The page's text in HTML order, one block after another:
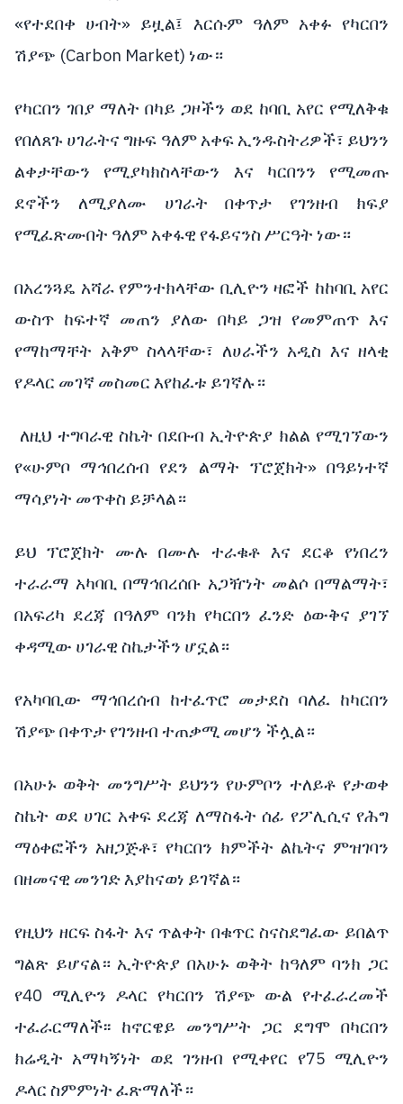
«የተደበቀ ሀብት» ይዟል፤ እርሱም ዓለም አቀፉ የካርበን
ሽያጭ (Carbon Market) ነው።
የካርበን ገበያ ማለት በካይ ጋዞችን ወደ ከባቢ አየር የሚለቅቁ
የበለጸጉ ሀገራትና ግዙፍ ዓለም አቀፍ ኢንዱስትሪዎች፣ ይህንን
ልቀታቸውን የሚያካክስላቸውን እና ካርበንን የሚመጡ
ደኖችን ለሚያለሙ ሀገራት በቀጥታ የገንዘብ ክፍያ
የሚፈጽሙበት ዓለም አቀፋዊ የፋይናንስ ሥርዓት ነው።
በአረንጓዴ አሻራ የምንተክላቸው ቢሊዮን ዛፎች ከከባቢ አየር
ውስጥ ከፍተኛ መጠን ያለው በካይ ጋዝ የመምጠጥ እና
የማከማቸት አቅም ስላላቸው፣ ለሀራችን አዲስ እና ዘላቂ
የዶላር መገኛ መስመር እየከፈቱ ይገኛሉ።
ለዚህ ተግባራዊ ስኬት በደቡብ ኢትዮጵያ ክልል የሚገኘውን
የ«ሁምቦ ማኅበረሰብ የደን ልማት ፕሮጀክት» በዓይነተኛ
ማሳያነት መጥቀስ ይቻላል።
ይህ ፕሮጀክት ሙሉ በሙሉ ተራቁቶ እና ደርቆ የነበረን
ተራራማ አካባቢ በማኅበረሰቡ አጋዥነት መልሶ በማልማት፣
በአፍሪካ ደረጃ በዓለም ባንክ የካርበን ፈንድ ዕውቅና ያገኘ
ቀዳሚው ሀገራዊ ስኬታችን ሆኗል።
የአካባቢው ማኅበረሰብ ከተፈጥሮ መታደስ ባለፈ ከካርበን
ሽያጭ በቀጥታ የገንዘብ ተጠቃሚ መሆን ችሏል።
በአሁኑ ወቅት መንግሥት ይህንን የሁምቦን ተለይቶ የታወቀ
ስኬት ወደ ሀገር አቀፍ ደረጃ ለማስፋት ሰፊ የፖሊሲና የሕግ
ማዕቀፎችን አዘጋጅቶ፣ የካርበን ክምችት ልኬትና ምዝገባን
በዘመናዊ መንገድ እያከናወነ ይገኛል።
የዚህን ዘርፍ ስፋት እና ጥልቀት በቁጥር ስናስደግፈው ይበልጥ
ግልጽ ይሆናል። ኢትዮጵያ በአሁኑ ወቅት ከዓለም ባንክ ጋር
የ40 ሚሊዮን ዶላር የካርበን ሽያጭ ውል የተፈራረመች
ተፈራርማለች፡፡ ከኖርዌይ መንግሥት ጋር ደግሞ በካርበን
ክሬዲት አማካኝነት ወደ ገንዘብ የሚቀየር የ75 ሚሊዮን
ዶላር ስምምነት ፈጽማለች።